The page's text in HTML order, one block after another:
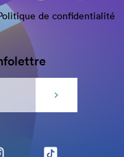
de confidentialité